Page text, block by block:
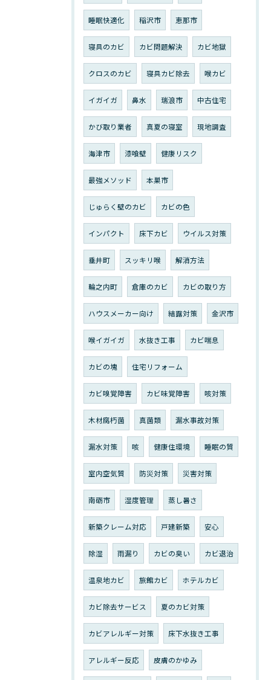
睡眠快適化 稲沢市 恵那市
寝具のカビ カビ問題解決 カビ地獄
クロスのカビ 寝具カビ除去 喉カビ
イガイガ 鼻水 瑞浪市 中古住宅
かび取り業者 真夏の寝室 現地調査
海津市 漆喰壁 健康リスク
最強メソッド 本巣市
じゅらく壁のカビ カビの色
インパクト 床下カビ ウイルス対策
垂井町 スッキリ喉 解消方法
輪之内町 倉庫のカビ カビの取り方
ハウスメーカー向け 結露対策 金沢市
喉イガイガ 水抜き工事 カビ喘息
カビの塊 住宅リフォーム
カビ嗅覚障害 カビ味覚障害 咳対策
木材腐朽菌 真菌類 漏水事故対策
漏水対策 咳 健康住環境 睡眠の質
室内空気質 防災対策 災害対策
南砺市 湿度管理 蒸し暑さ
新築クレーム対応 戸建新築 安心
除湿 雨漏り カビの臭い カビ退治
温泉地カビ 旅館カビ ホテルカビ
カビ除去サービス 夏のカビ対策
カビアレルギー対策 床下水抜き工事
アレルギー反応 皮膚のかゆみ